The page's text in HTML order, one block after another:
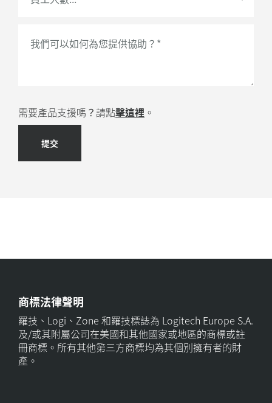
我們可以如何為您提供協助？ *
需要產品支援嗎？請點擊這裡 。
提交
商標法律聲明
羅技、Logi、Zone 和羅技標誌為 Logitech Europe S.A.
及/或其附屬公司在美國和其他國家或地區的商標或註
冊商標。所有其他第三方商標均為其個別擁有者的財
產。